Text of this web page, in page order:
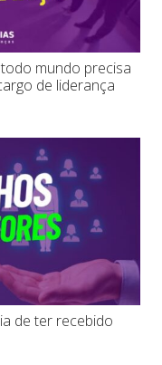
mundo precisa
de liderança
de ter recebido